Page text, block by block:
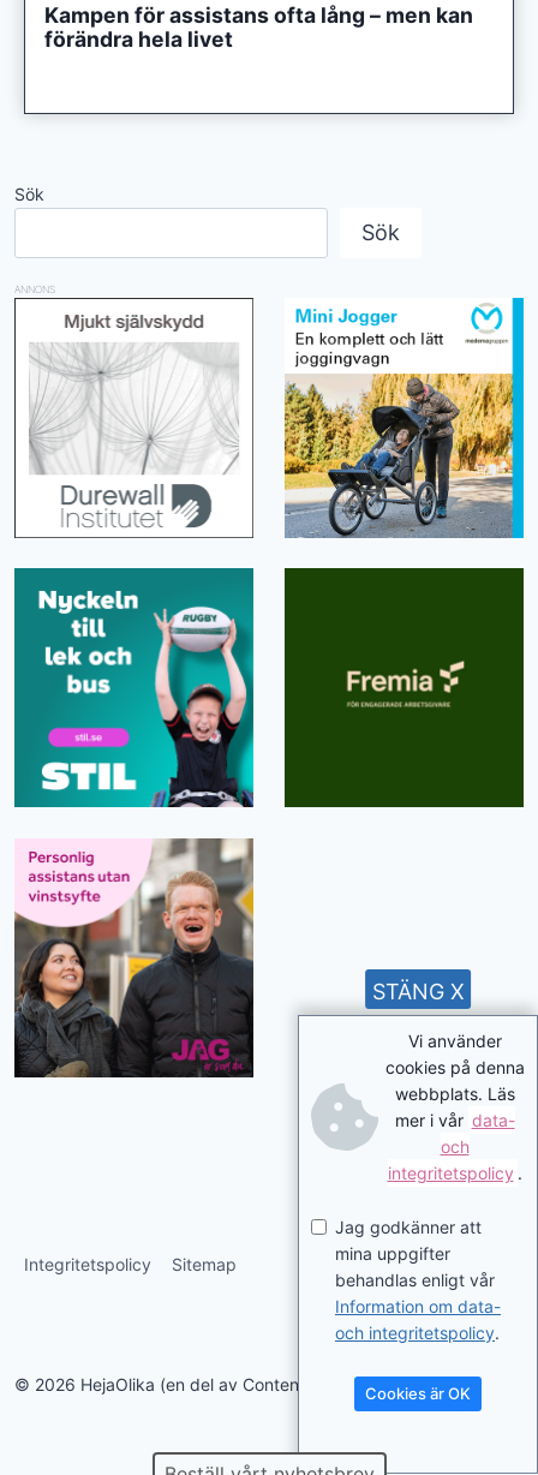
Kampen för assistans ofta lång – men kan
förändra hela livet
Sök
Sök
ANNONS
Integritetspolicy Sitemap
© 2026 HejaOlika (en del av Contentverkstan.se)
Vi använder
cookies på denna
webbplats. Läs
mer i vår data-
och
integritetspolicy .
Jag godkänner att
mina uppgifter
behandlas enligt vår
Information om data-
och integritetspolicy.
Cookies är OK
STÄNG X